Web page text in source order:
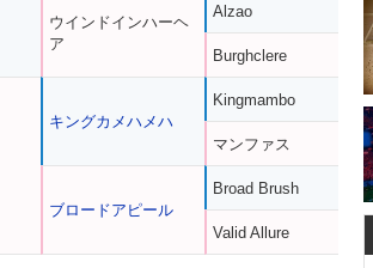
ウインドインハーヘ
ア
キングカメハメハ
ブロードアピール
Alzao
Burghclere
Kingmambo
マンファス
Broad Brush
Valid Allure